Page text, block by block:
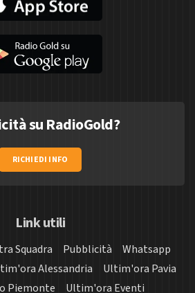
su RadioGold?
RICHIEDI INFO
Link utili
Squadra Pubblicità
Whatsapp
Alessandria
Ultim'ora Pavia
Piemonte
Ultim'ora Eventi